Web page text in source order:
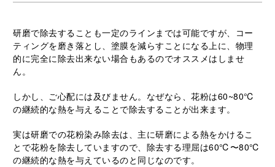
研磨で除去することも一定のラインまでは可能ですが、コー
ティングを磨き落とし、塗膜を減らすことになる上に、物理
的に完全に除去出来ない場合もあるのでオススメはしませ
ん。
しかし、ご心配には及びません。なぜなら、花粉は60~80℃
の継続的な熱を与えることで除去することが出来ます。
実は研磨での花粉染み除去は、主に研磨による熱をかけるこ
とで花粉を除去していますので、除去する理屈は60℃〜80℃
の継続的な熱を与えているのと同じなのです。